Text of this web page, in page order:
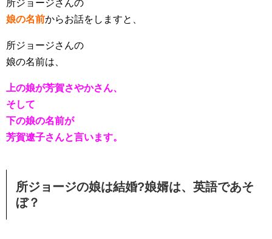
所ジョージさんの
娘の名前からお話をしますと、
所ジョージさんの
娘の名前は、
上の娘が芳賀さやかさん、
そして
下の娘の名前が
芳賀遼子さんと言います。
所ジョージの娘は結婚?娘婿は、英語であそ
ぼ？